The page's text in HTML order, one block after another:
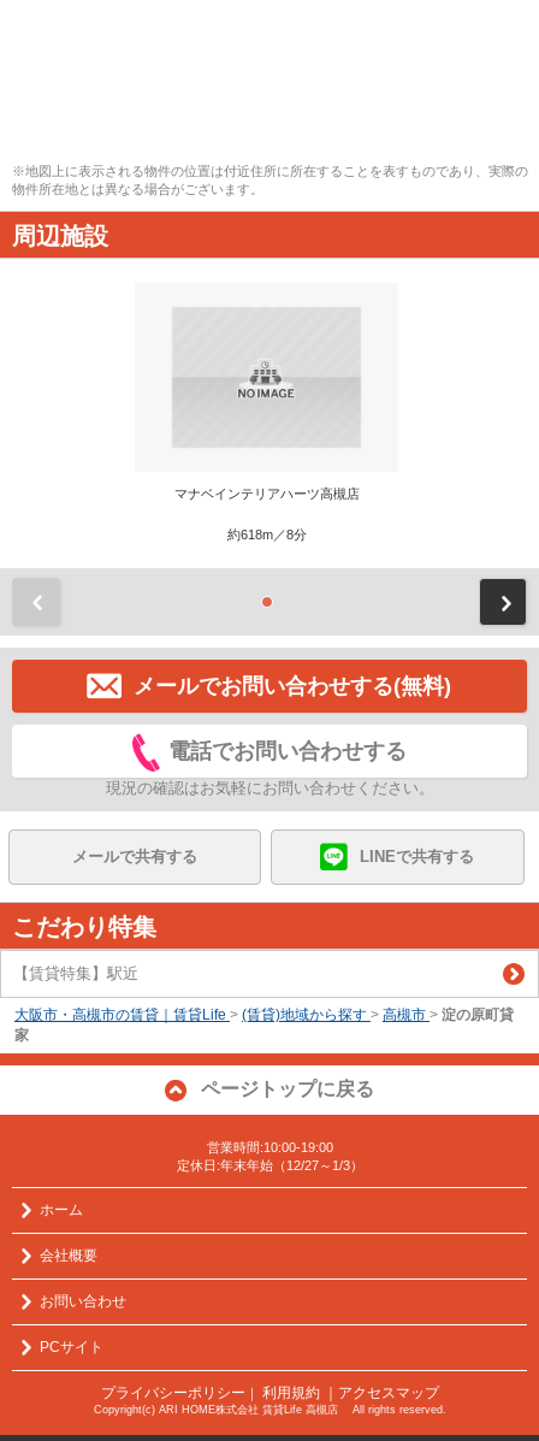
※地図上に表示される物件の位置は付近住所に所在することを表すものであり、実際の
物件所在地とは異なる場合がございます。
周辺施設
マナベインテリアハーツ高槻店
約618m／8分
メールでお問い合わせする(無料)
電話でお問い合わせする
現況の確認はお気軽にお問い合わせください。
メールで共有する LINEで共有する
こだわり特集
【賃貸特集】駅近
大阪市・高槻市の賃貸｜賃貸Life > (賃貸)地域から探す > 高槻市 > 淀の原町貸
家
ページトップに戻る
営業時間:10:00-19:00
定休日:年末年始（12/27～1/3）
ホーム
会社概要
お問い合わせ
PCサイト
プライバシーポリシー 利用規約 ｜アクセスマップ
Copyright(c) ARI HOME株式会社 賃貸Life 高槻店 All rights reserved.